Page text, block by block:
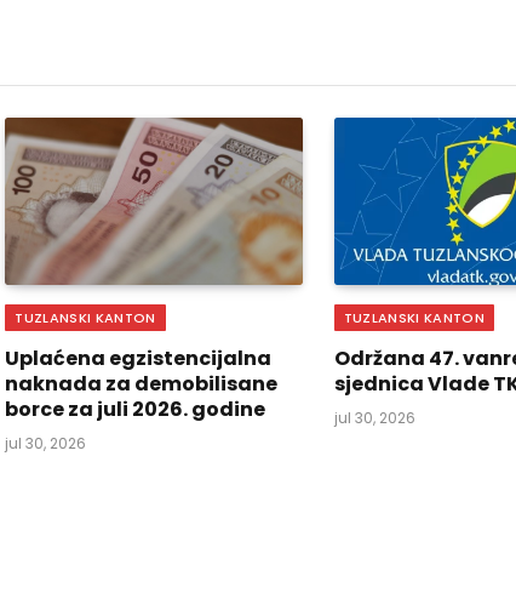
TUZLANSKI KANTON
Uplaćena egzistencijalna
naknada za demobilisane
borce za juli 2026. godine
jul 30, 2026
TUZLANSKI KANTON
Održana 47.
sjednica Vlade
jul 30, 2026